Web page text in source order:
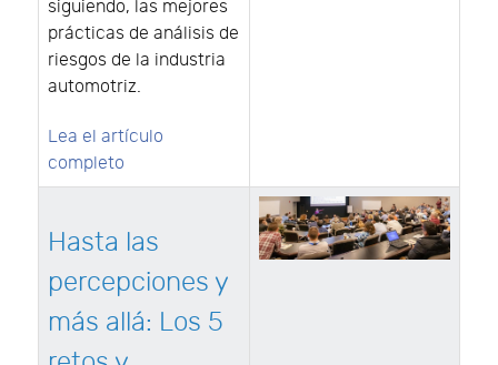
siguiendo, las mejores
prácticas de análisis de
riesgos de la industria
automotriz.
Lea el artículo
completo
Hasta las
percepciones y
más allá: Los 5